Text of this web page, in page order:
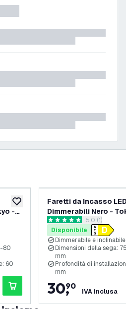
aggiungi alla lista desideri
-
80
60
Faretti da Incasso
Dimmerabili Nero -
3W - 6500K -
pack
apri il
5 stelle di valutazione
5.0 (1)
Disponibile
Dimmerabile e inclinabile
Dimensioni della sega:
mm
Profondità di
mm
30,
90
IVA inclusa